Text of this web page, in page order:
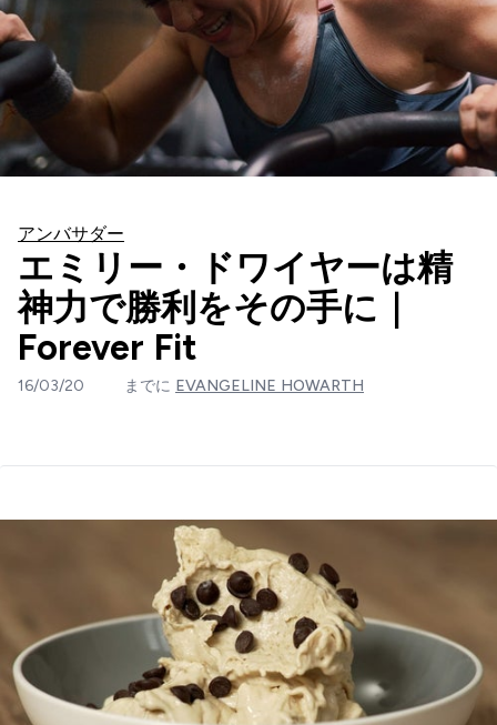
アンバサダー
エミリー・ドワイヤーは精
神力で勝利をその手に｜
Forever Fit
16/03/20 までに EVANGELINE HOWARTH